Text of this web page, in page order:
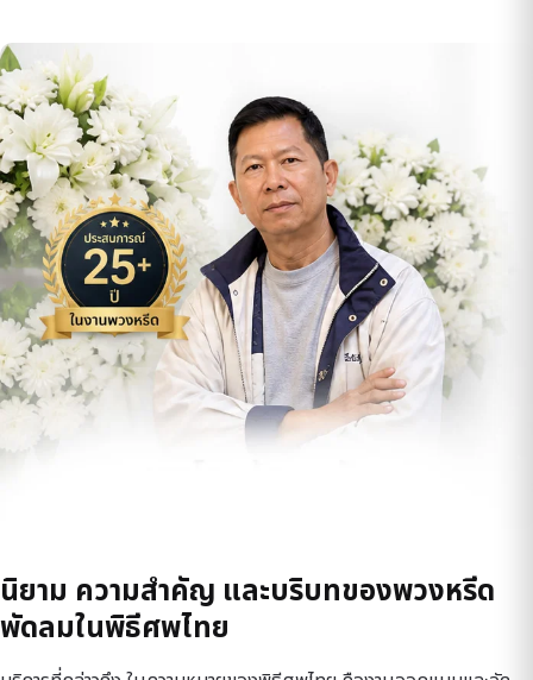
นิยาม ความสำคัญ และบริบทของพวงหรีด
พัดลมในพิธีศพไทย